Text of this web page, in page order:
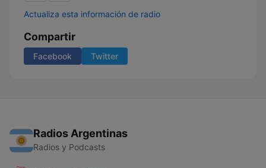
Actualiza esta información de radio
Compartir
Facebook Twitter
Radios Argentinas
Radios y Podcasts